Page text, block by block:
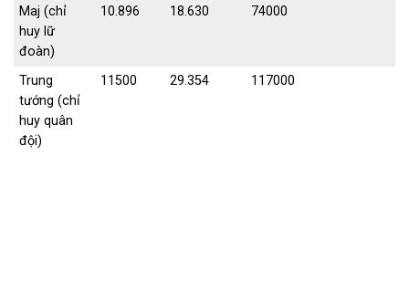
Maj (chỉ
huy lữ
đoàn)
10.896 18.630 74000
Trung
tướng (chỉ
huy quân
đội)
11500 29.354 117000